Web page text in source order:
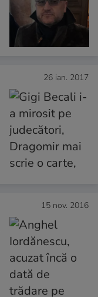
26 ian. 2017
15 nov. 2016